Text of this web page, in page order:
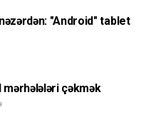
"Android" tablet
mərhələləri çəkmək